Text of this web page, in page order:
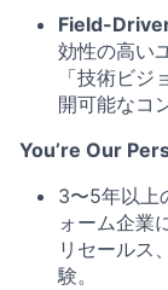
Field-
効性の高い
「技術ビ
開可能なコ
You’re Our
3〜5年以上
ォーム企業
リセールス
験。